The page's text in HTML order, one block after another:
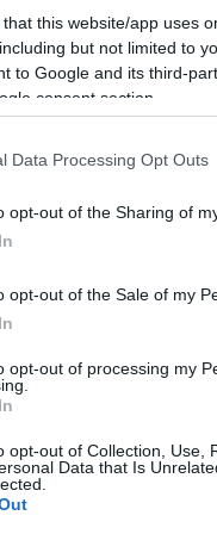
that this website/app uses
but not limited to
to Google and its third-
consent section.
Data Processing Opt Outs
opt-out of the Sharing of
opt-out of the Sale of my
opt-out of processing my
opt-out of Collection, Use,
Data that Is
Daniele Dorit,
számíthatnak a
amelyek mellett
–
hatalmas sikerrel